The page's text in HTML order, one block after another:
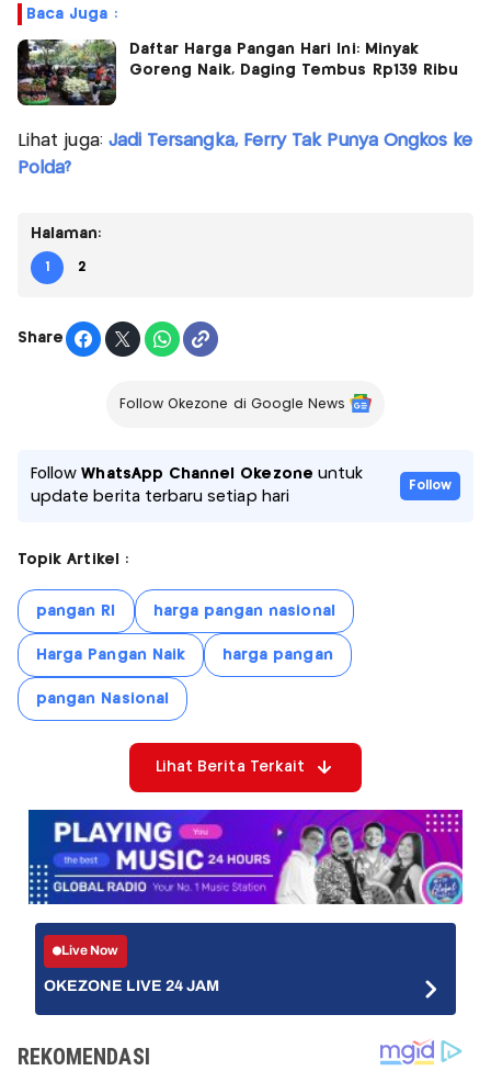
Baca Juga :
Daftar Harga Pangan Hari Ini: Minyak
Goreng Naik, Daging Tembus Rp139 Ribu
Lihat juga: Jadi Tersangka, Ferry Tak Punya Ongkos ke
Polda?
Halaman:
1 2
Share
Follow Okezone di Google News
FollowWhatsApp Channel Okezone untuk
update berita terbaru setiap hari
Follow
Topik Artikel :
pangan RI harga pangan nasional
Harga Pangan Naik harga pangan
pangan Nasional
Lihat Berita Terkait
Live Now
OKEZONE LIVE 24 JAM